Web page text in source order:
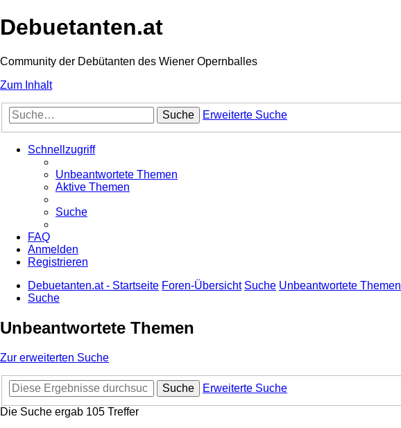
Debuetanten.at
Community der Debütanten des Wiener Opernballes
Zum Inhalt
Suche Erweiterte Suche
Schnellzugriff
Unbeantwortete Themen
Aktive Themen
Suche
FAQ
Anmelden
Registrieren
Debuetanten.at - Startseite Foren-Übersicht Suche Unbeantwortete Themen
Suche
Unbeantwortete Themen
Zur erweiterten Suche
Suche
Erweiterte Suche
Die Suche ergab 105 Treffer